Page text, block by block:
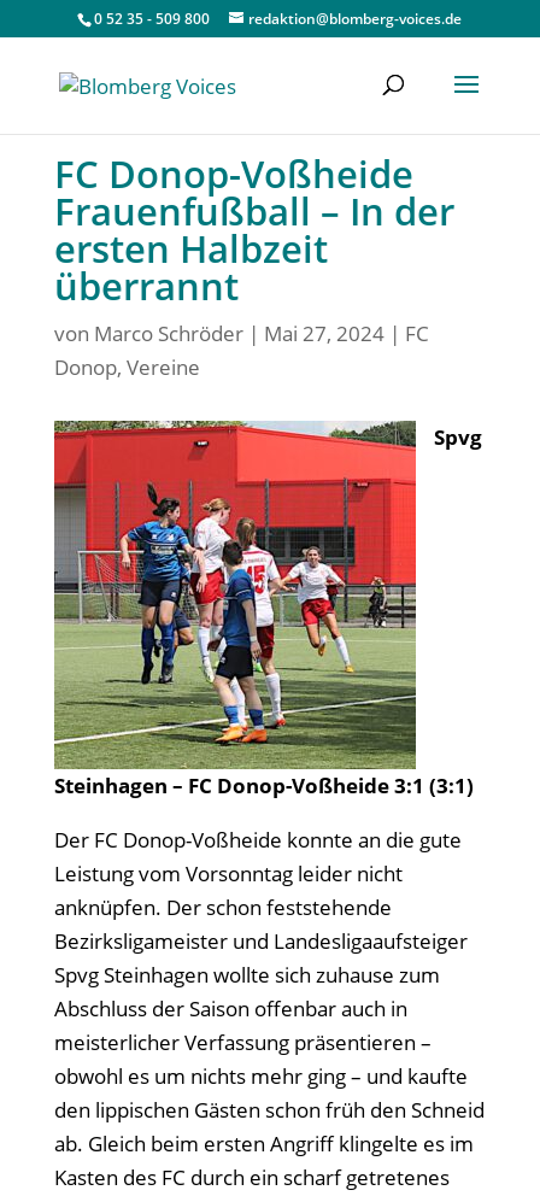
0 52 35 - 509 800 redaktion@blomberg-voices.de
FC Donop-Voßheide
Frauenfußball – In der
ersten Halbzeit
überrannt
von Marco Schröder| Mai 27, 2024| FC
Donop, Vereine
Spvg
Steinhagen – FC Donop-Voßheide 3:1 (3:1)
Der FC Donop-Voßheide konnte an die gute
Leistung vom Vorsonntag leider nicht
anknüpfen. Der schon feststehende
Bezirksligameister und Landesligaaufsteiger
Spvg Steinhagen wollte sich zuhause zum
Abschluss der Saison offenbar auch in
meisterlicher Verfassung präsentieren –
obwohl es um nichts mehr ging – und kaufte
den lippischen Gästen schon früh den Schneid
ab. Gleich beim ersten Angriff klingelte es im
Kasten des FC durch ein scharf getretenes